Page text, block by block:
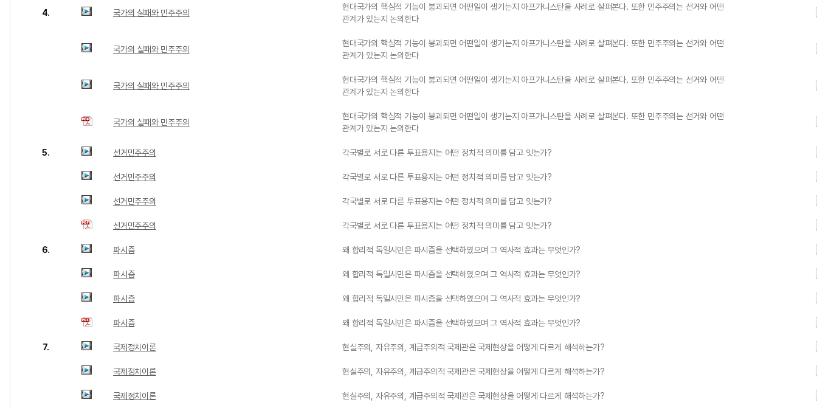
4. 국가의 실패와 민주주의
현대국가의 핵심적 기능이 붕괴되면 어떤일이 생기는지 아프가니스탄을 사례로 살펴본다. 또한 민주주의는 선거와 어떤
관계가 있는지 논의한다
국가의 실패와 민주주의
현대국가의 핵심적 기능이 붕괴되면 어떤일이 생기는지 아프가니스탄을 사례로 살펴본다. 또한 민주주의는 선거와 어떤
관계가 있는지 논의한다
국가의 실패와 민주주의
현대국가의 핵심적 기능이 붕괴되면 어떤일이 생기는지 아프가니스탄을 사례로 살펴본다. 또한 민주주의는 선거와 어떤
관계가 있는지 논의한다
국가의 실패와 민주주의
현대국가의 핵심적 기능이 붕괴되면 어떤일이 생기는지 아프가니스탄을 사례로 살펴본다. 또한 민주주의는 선거와 어떤
관계가 있는지 논의한다
5. 선거민주주의 각국별로 서로 다른 투표용지는 어떤 정치적 의미를 담고 잇는가?
선거민주주의 각국별로 서로 다른 투표용지는 어떤 정치적 의미를 담고 잇는가?
선거민주주의 각국별로 서로 다른 투표용지는 어떤 정치적 의미를 담고 잇는가?
선거민주주의 각국별로 서로 다른 투표용지는 어떤 정치적 의미를 담고 잇는가?
6. 파시즘 왜 합리적 독일시민은 파시즘을 선택하였으며 그 역사적 효과는 무엇인가?
파시즘 왜 합리적 독일시민은 파시즘을 선택하였으며 그 역사적 효과는 무엇인가?
파시즘 왜 합리적 독일시민은 파시즘을 선택하였으며 그 역사적 효과는 무엇인가?
파시즘 왜 합리적 독일시민은 파시즘을 선택하였으며 그 역사적 효과는 무엇인가?
7. 국제정치이론 현실주의, 자유주의, 계급주의적 국제관은 국제현상을 어떻게 다르게 해석하는가?
국제정치이론 현실주의, 자유주의, 계급주의적 국제관은 국제현상을 어떻게 다르게 해석하는가?
국제정치이론 현실주의, 자유주의, 계급주의적 국제관은 국제현상을 어떻게 다르게 해석하는가?